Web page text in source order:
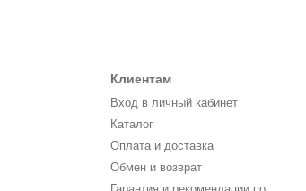
Клиентам
Вход в личный кабинет
Каталог
Оплата и доставка
Обмен и возврат